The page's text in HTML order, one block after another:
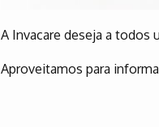
A Invacare deseja a todos
Aproveitamos para